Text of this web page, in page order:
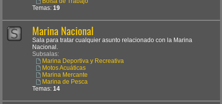
Temas: 19
Marina Nacional
Sala para tratar cualquier asunto relacionado con la Marina
Nacional.
Subsalas:
Marina Deportiva y Recreativa
Motos Acuáticas
Marina Mercante
Marina de Pesca
Temas: 14